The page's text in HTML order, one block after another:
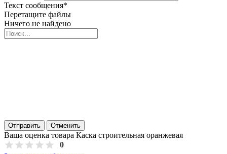
Текст сообщения*
Перетащите файлы
Ничего не найдено
Отправить Отменить
Ваша оценка товара Каска строительная оранжевая
0